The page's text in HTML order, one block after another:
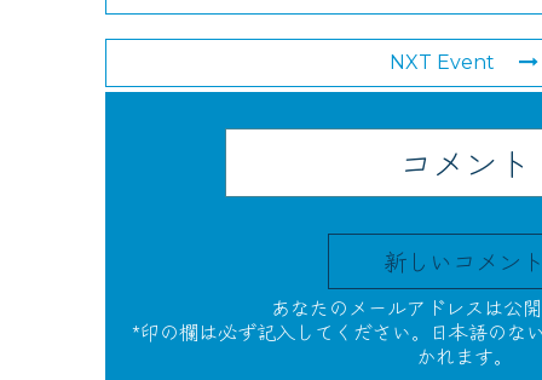
NXT Event
コメント
新しいコメン
あなたのメールアドレスは公
*印の欄は必ず記入してください。日本語のな
かれます。